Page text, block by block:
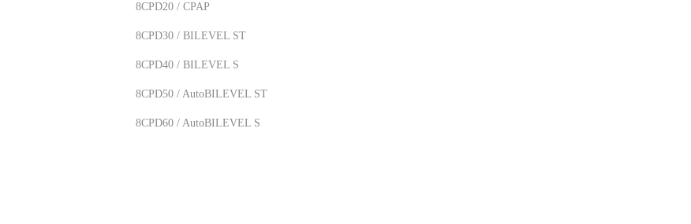
8CPD20 / CPAP
8CPD30 / BILEVEL ST
8CPD40 / BILEVEL S
8CPD50 / AutoBILEVEL ST
8CPD60 / AutoBILEVEL S